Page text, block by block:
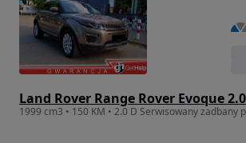
Land Rover Range Rover Evoque